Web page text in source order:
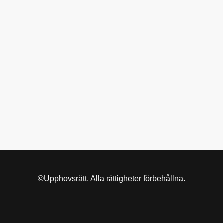
©Upphovsrätt. Alla rättigheter förbehållna.